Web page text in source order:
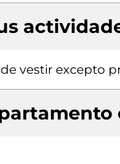
vestir excepto